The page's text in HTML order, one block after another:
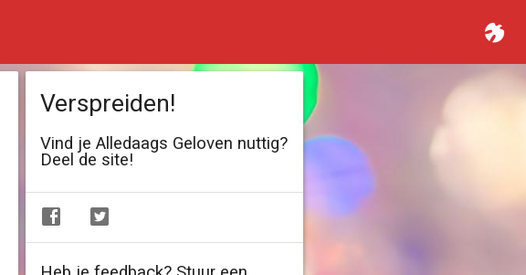
Verspreiden!
Vind je Alledaags Geloven nuttig?
Deel de site!